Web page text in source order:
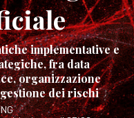
implementative e
fra data
organizzazione
dei rischi